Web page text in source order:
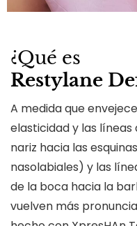
¿Qué es
Restylane
A medida que
elasticidad y las líneas
nariz hacia las
nasolabiales) y las
de la boca hacia la
vuelven más